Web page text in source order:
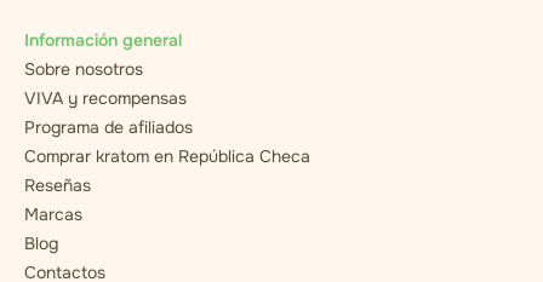
Información general
Sobre nosotros
VIVA y recompensas
Programa de afiliados
Comprar kratom en República Checa
Reseñas
Marcas
Blog
Contactos